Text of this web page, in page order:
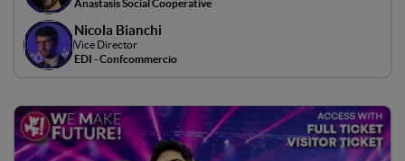
pubbliche e sugli strumenti che facilitano la
digitalizzazione delle imprese, con particolare attenzione
agli sviluppi recenti in Europa.Modera: Kevin Carboni
Anastasis Social Cooperative
Nicola Bianchi
Vice Director
EDI - Confcommercio